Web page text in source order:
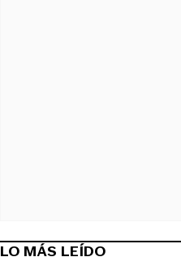
LO MÁS LEÍDO